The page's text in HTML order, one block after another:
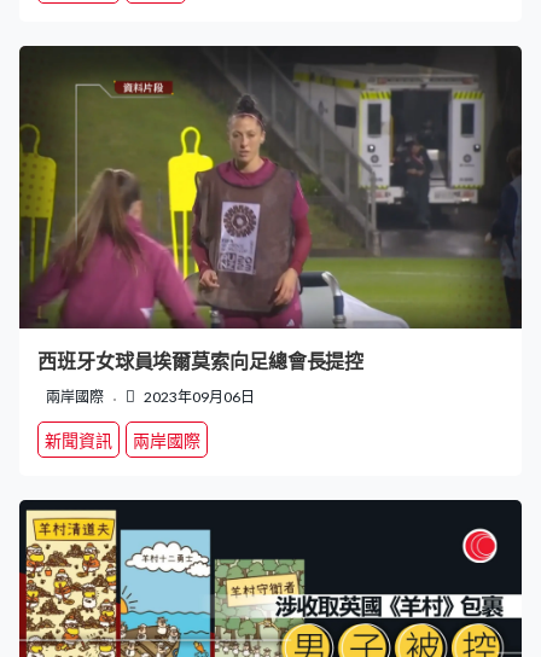
西班牙女球員埃爾莫索向足總會長提控
兩岸國際 2023年09月06日
新聞資訊 兩岸國際